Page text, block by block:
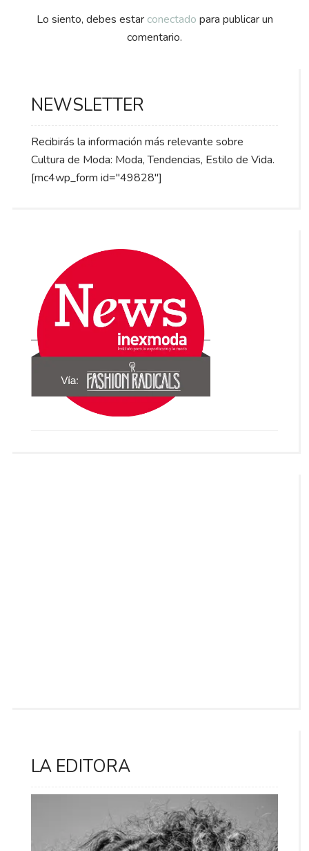
Lo siento, debes estar conectado para publicar un
comentario.
NEWSLETTER
Recibirás la información más relevante sobre
Cultura de Moda: Moda, Tendencias, Estilo de Vida.
[mc4wp_form id="49828"]
LA EDITORA